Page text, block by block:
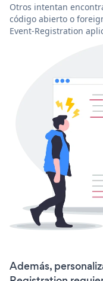
Otros intentan
código abierto o
Event-Registration
Además,